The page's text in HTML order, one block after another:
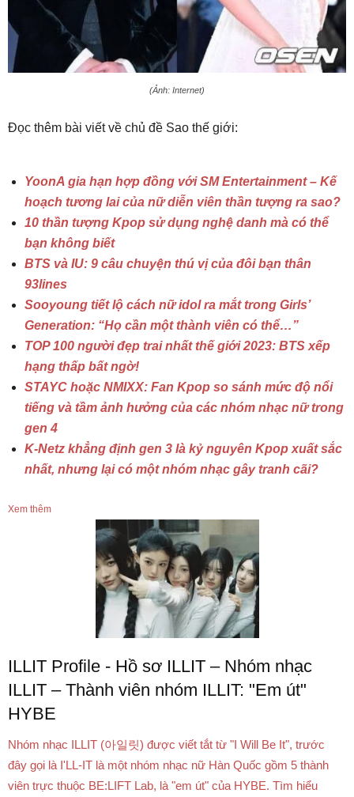
(Ảnh: Internet)
Đọc thêm bài viết về chủ đề Sao thế giới:
YoonA gia hạn hợp đồng với SM Entertainment – Kế
hoạch tương lai của nữ diễn viên thần tượng ra sao?
10 thần tượng Kpop sử dụng nghệ danh mà có thể
bạn không biết
BTS và IU: 9 câu chuyện thú vị của đôi bạn thân
93lines
Sooyoung tiết lộ cách nữ idol ra mắt trong Girls’
Generation: “Họ cần một thành viên có thể…”
TOP 100 người đẹp trai nhất thế giới 2023: BTS xếp
hạng thấp bất ngờ!
STAYC hoặc NMIXX: Fan Kpop so sánh mức độ nổi
tiếng và tầm ảnh hưởng của các nhóm nhạc nữ trong
gen 4
K-Netz khẳng định gen 3 là kỷ nguyên Kpop xuất sắc
nhất, nhưng lại có một nhóm nhạc gây tranh cãi?
Xem thêm
ILLIT Profile - Hồ sơ ILLIT – Nhóm nhạc
ILLIT – Thành viên nhóm ILLIT: "Em út"
HYBE
Nhóm nhạc ILLIT (아일릿) được viết tắt từ "I Will Be It", trước
đây gọi là I'LL-IT là một nhóm nhạc nữ Hàn Quốc gồm 5 thành
viên trực thuộc BE:LIFT Lab, là "em út" của HYBE. Tìm hiểu